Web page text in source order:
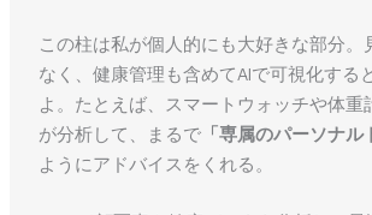
この柱は私が個人的にも大好きな部分。
なく、健康管理も含めてAIで可視化する
よ。たとえば、スマートウォッチや体重
が分析して、まるで「専属のパーソナル
ようにアドバイスをくれる。